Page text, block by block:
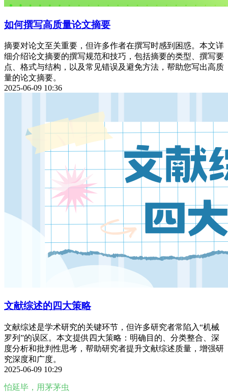
如何撰写高质量论文摘要
摘要对论文至关重要，但许多作者在撰写时感到困惑。本文详
细介绍论文摘要的撰写规范和技巧，包括摘要的类型、撰写要
点、格式与结构，以及常见错误及避免方法，帮助您写出高质
量的论文摘要。
2025-06-09 10:36
文献综述的四大策略
文献综述是学术研究的关键环节，但许多研究者常陷入“机械
罗列”的误区。本文提供四大策略：明确目的、分类整合、深
度分析和批判性思考，帮助研究者提升文献综述质量，增强研
究深度和广度。
2025-06-09 10:29
怕延毕，用茅茅虫